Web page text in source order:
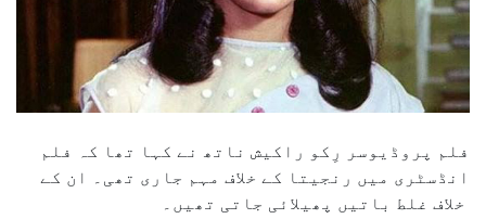
فلم پروڈیوسر رِکو راکیش ناتھ نے کہا تھا کہ فلم
انڈسٹری میں رنجیتا کے خلاف مہم جاری تھی۔ ان کے